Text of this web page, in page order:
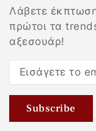
Λάβετε
πρώτοι τα
αξεσουάρ!